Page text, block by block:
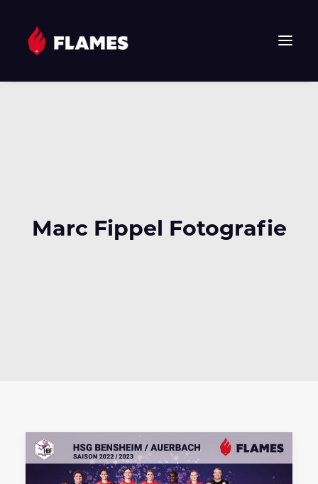
VEREIN
SPONSOREN & PARTNER
Marc Fippel Fotografie